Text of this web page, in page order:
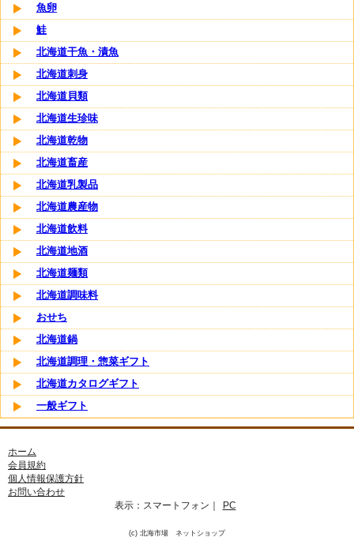
魚卵
鮭
北海道干魚・漬魚
北海道刺身
北海道貝類
北海道生珍味
北海道乾物
北海道畜産
北海道乳製品
北海道農産物
北海道飲料
北海道地酒
北海道麺類
北海道調味料
おせち
北海道鍋
北海道調理・惣菜ギフト
北海道カタログギフト
一般ギフト
ホーム
会員規約
個人情報保護方針
お問い合わせ
表示： スマートフォン ｜ PC
(c) 北海市場 ネットショップ